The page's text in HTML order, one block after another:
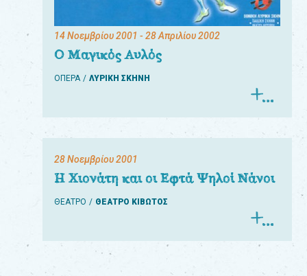
14 Νοεμβρίου 2001 - 28 Απριλίου 2002
Ο Μαγικός Αυλός
ΟΠΕΡΑ ΛΥΡΙΚΗ ΣΚΗΝΗ
28 Νοεμβρίου 2001
Η Χιονάτη και οι Εφτά Ψηλοί Νάνοι
ΘΕΑΤΡΟ ΘΕΑΤΡΟ ΚΙΒΩΤΟΣ